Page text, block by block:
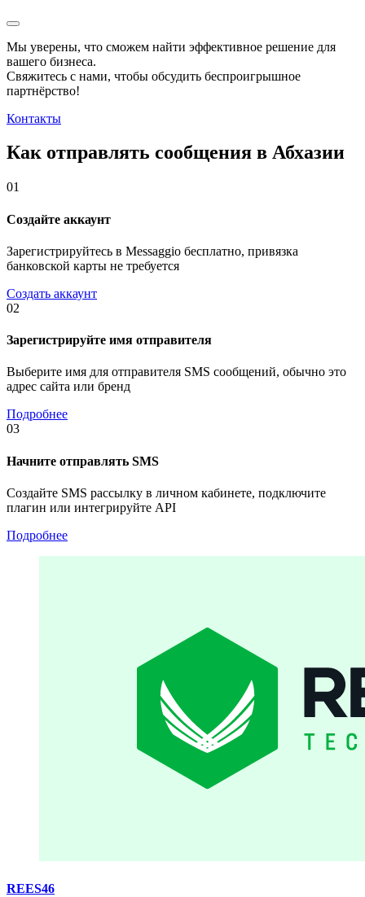
Мы уверены, что сможем найти эффективное решение для
вашего бизнеса.
Свяжитесь с нами, чтобы обсудить беспроигрышное
партнёрство!
Контакты
Как отправлять сообщения в Абхазии
01
Создайте аккаунт
Зарегистрируйтесь в Messaggio бесплатно, привязка
банковской карты не требуется
Создать аккаунт
02
Зарегистрируйте имя отправителя
Выберите имя для отправителя SMS сообщений, обычно это
адрес сайта или бренд
Подробнее
03
Начните отправлять SMS
Создайте SMS рассылку в личном кабинете, подключите
плагин или интегрируйте API
Подробнее
REES46